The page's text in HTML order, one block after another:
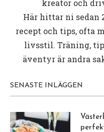
kreatör och
Här hittar ni sedan
recept och tips, ofta
livsstil. Träning,
äventyr är andra
SENASTE INLÄGGEN